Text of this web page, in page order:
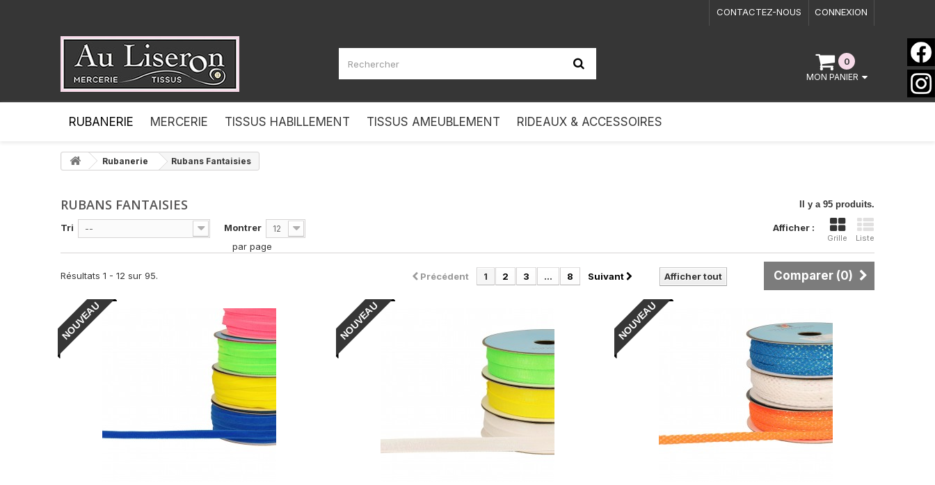
CONNEXION
CONTACTEZ-NOUS
0
MON PANIER
RUBANERIE MERCERIE TISSUS HABILLEMENT TISSUS AMEUBLEMENT RIDEAUX & ACCESSOIRES
Rubanerie Rubans Fantaisies
RUBANS FANTAISIES Il y a 95 produits.
Afficher :
Grille Liste
Tri -- Montrer 12
par page
Comparer (0)
Afficher tout
Précédent 1 2 3 ... 8 Suivant
Résultats 1 - 12 sur 95.
NOUVEAU NOUVEAU NOUVEAU